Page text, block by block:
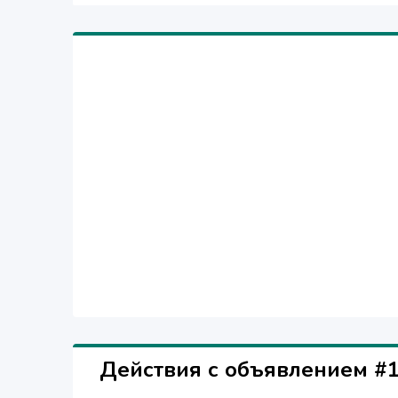
Действия с объявлением